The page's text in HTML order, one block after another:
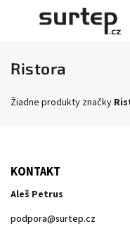
Ristora
Žiadne produkty značky
KONTAKT
Aleš Petrus
podpora@surtep.cz